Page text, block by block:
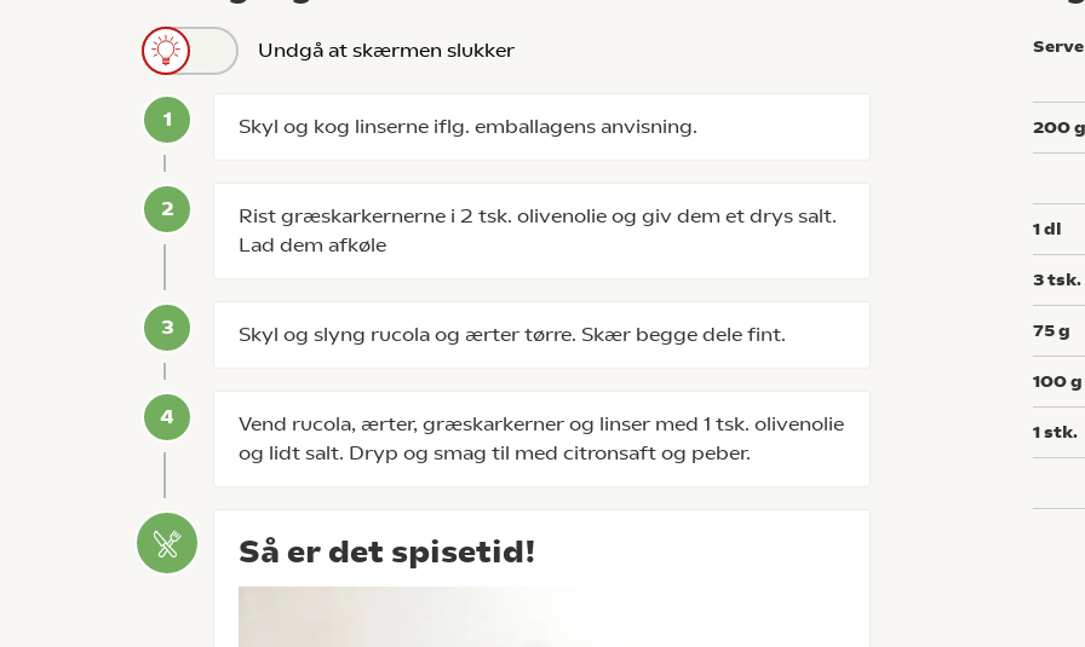
Undgå at skærmen slukker
Skyl og kog linserne iflg. emballagens anvisning.
Rist græskarkernerne i 2 tsk. olivenolie og giv dem et drys salt.
Lad dem afkøle
Skyl og slyng rucola og ærter tørre. Skær begge dele fint.
Vend rucola, ærter, græskarkerner og linser med 1 tsk. olivenolie
og lidt salt. Dryp og smag til med citronsaft og peber.
Så er det spisetid!
200g
1dl
3tsk.
75g
100g
1stk.